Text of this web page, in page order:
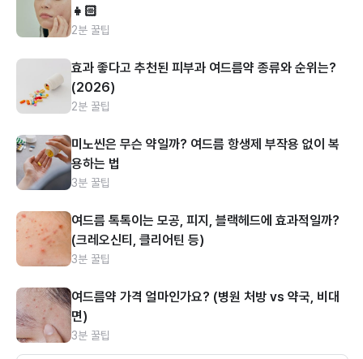
👧🏻
2분 꿀팁
효과 좋다고 추천된 피부과 여드름약 종류와 순위는?
(2026)
2분 꿀팁
미노씬은 무슨 약일까? 여드름 항생제 부작용 없이 복
용하는 법
3분 꿀팁
여드름 톡톡이는 모공, 피지, 블랙헤드에 효과적일까?
(크레오신티, 클리어틴 등)
3분 꿀팁
여드름약 가격 얼마인가요? (병원 처방 vs 약국, 비대
면)
3분 꿀팁